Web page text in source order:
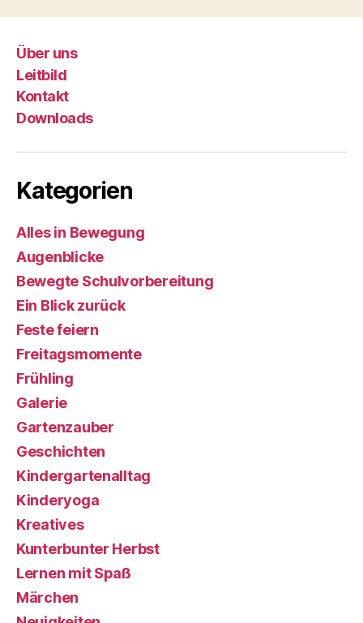
Über uns
Leitbild
Kontakt
Downloads
Kategorien
Alles in Bewegung
Augenblicke
Bewegte Schulvorbereitung
Ein Blick zurück
Feste feiern
Freitagsmomente
Frühling
Galerie
Gartenzauber
Geschichten
Kindergartenalltag
Kinderyoga
Kreatives
Kunterbunter Herbst
Lernen mit Spaß
Märchen